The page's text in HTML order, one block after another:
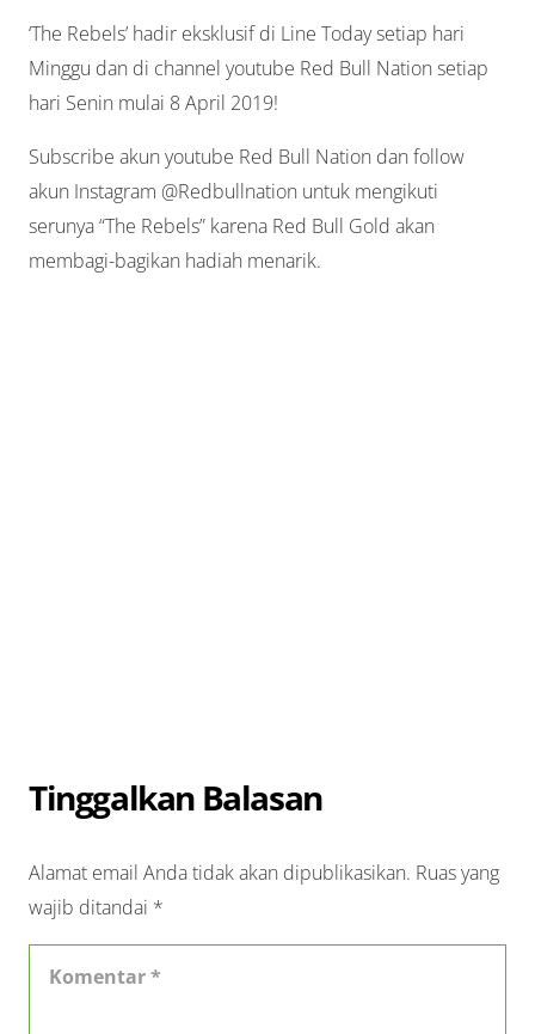
‘The Rebels’ hadir eksklusif di Line Today setiap hari
Minggu dan di channel youtube Red Bull Nation setiap
hari Senin mulai 8 April 2019!
Subscribe akun youtube Red Bull Nation dan follow
akun Instagram @Redbullnation untuk mengikuti
serunya “The Rebels” karena Red Bull Gold akan
membagi-bagikan hadiah menarik.
Tinggalkan Balasan
Alamat email Anda tidak akan dipublikasikan. Ruas yang
wajib ditandai *